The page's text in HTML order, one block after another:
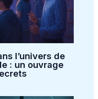
l’univers de
: un ouvrage